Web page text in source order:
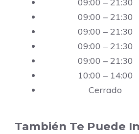
09:00 – 21:30
09:00 – 21:30
09:00 – 21:30
09:00 – 21:30
09:00 – 21:30
10:00 – 14:00
Cerrado
También Te Puede